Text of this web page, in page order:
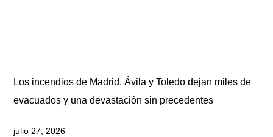
Los incendios de Madrid, Ávila y Toledo dejan miles de
evacuados y una devastación sin precedentes
julio 27, 2026